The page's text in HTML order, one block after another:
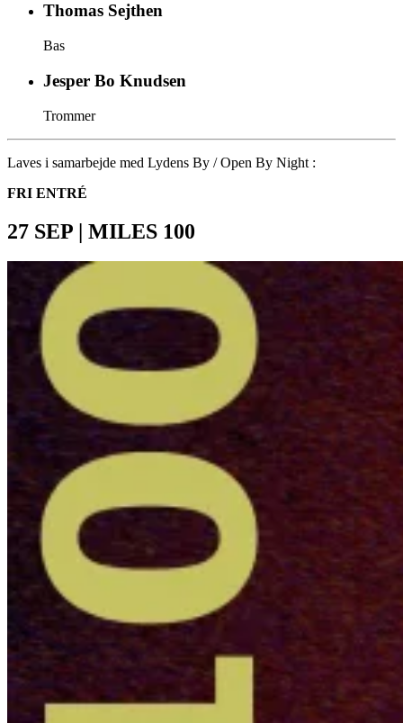
Thomas Sejthen
Bas
Jesper Bo Knudsen
Trommer
Laves i samarbejde med Lydens By / Open By Night :
FRI ENTRÉ
27 SEP | MILES 100